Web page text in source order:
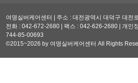
여명실버케어센터 | 주소 : 대전광역시 대덕구 대전
전화 : 042-672-2680 | 팩스 : 042-626-2680 | 개인
744-85-00693
©2015~2026 by 여명실버케어센터 All Rights